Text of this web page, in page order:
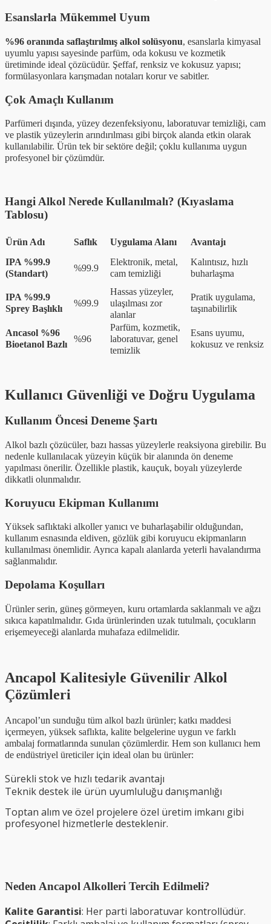
Esanslarla Mükemmel Uyum
%96 oranında saflaştırılmış alkol solüsyonu, esanslarla kimyasal
uyumlu yapısı sayesinde parfüm, oda kokusu ve kozmetik
üretiminde ideal çözücüdür. Şeffaf, renksiz ve kokusuz yapısı;
formülasyonlara karışmadan notaları korur ve sabitler.
Çok Amaçlı Kullanım
Parfümeri dışında, yüzey dezenfeksiyonu, laboratuvar temizliği, cam
ve plastik yüzeylerin arındırılması gibi birçok alanda etkin olarak
kullanılabilir. Ürün tek bir sektöre değil; çoklu kullanıma uygun
profesyonel bir çözümdür.
Hangi Alkol Nerede Kullanılmalı? (Kıyaslama
Tablosu)
Ürün Adı Saflık Uygulama Alanı
Avantajı
IPA %99.9
(Standart)
%99.9
Elektronik, metal,
cam temizliği
Kalıntısız, hızlı
buharlaşma
IPA %99.9
Sprey Başlıklı
%99.9
Hassas yüzeyler,
ulaşılması zor
alanlar
Pratik uygulama,
taşınabilirlik
Ancasol %96
Bioetanol Bazlı
%96
Parfüm, kozmetik,
laboratuvar, genel
temizlik
Esans uyumu,
kokusuz ve renksiz
Kullanıcı Güvenliği ve Doğru Uygulama
Kullanım Öncesi Deneme Şartı
Alkol bazlı çözücüler, bazı hassas yüzeylerle reaksiyona girebilir. Bu
nedenle kullanılacak yüzeyin küçük bir alanında ön deneme
yapılması önerilir. Özellikle plastik, kauçuk, boyalı yüzeylerde
dikkatli olunmalıdır.
Koruyucu Ekipman Kullanımı
Yüksek saflıktaki alkoller yanıcı ve buharlaşabilir olduğundan,
kullanım esnasında eldiven, gözlük gibi koruyucu ekipmanların
kullanılması önemlidir. Ayrıca kapalı alanlarda yeterli havalandırma
sağlanmalıdır.
Depolama Koşulları
Ürünler serin, güneş görmeyen, kuru ortamlarda saklanmalı ve ağzı
sıkıca kapatılmalıdır. Gıda ürünlerinden uzak tutulmalı, çocukların
erişemeyeceği alanlarda muhafaza edilmelidir.
Ancapol Kalitesiyle Güvenilir Alkol
Çözümleri
Ancapol’un sunduğu tüm alkol bazlı ürünler; katkı maddesi
içermeyen, yüksek saflıkta, kalite belgelerine uygun ve farklı
ambalaj formatlarında sunulan çözümlerdir. Hem son kullanıcı hem
de endüstriyel üreticiler için ideal olan bu ürünler:
Sürekli stok ve hızlı tedarik avantajı
Teknik destek ile ürün uyumluluğu danışmanlığı
Toptan alım ve özel projelere özel üretim imkanı gibi
profesyonel hizmetlerle desteklenir.
Neden Ancapol Alkolleri Tercih Edilmeli?
Kalite Garantisi: Her parti laboratuvar kontrollüdür.